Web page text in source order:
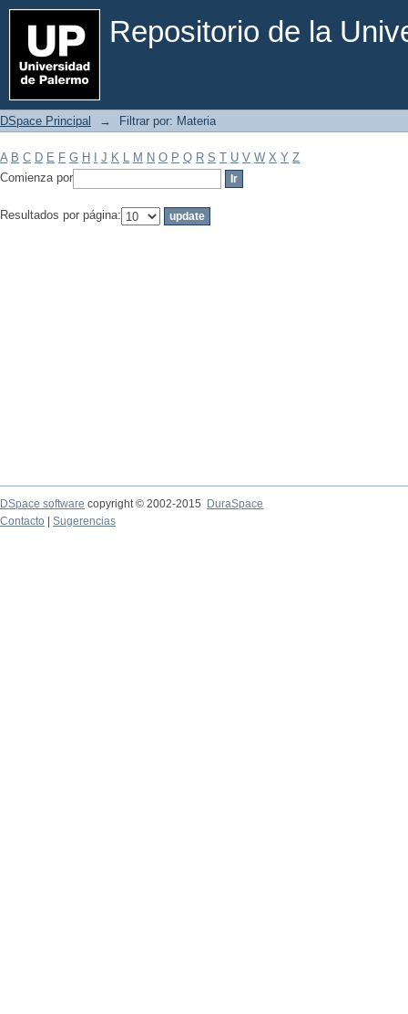
Repositorio de la
Filtrar por: Materia
DSpace Principal → Filtrar por: Materia
A B C D E F G H J K L M N O P Q R S T U V W X Y Z
Comienza por
Resultados por página:
DSpace software copyright © 2002-2015
DuraSpace
Contacto
Sugerencias